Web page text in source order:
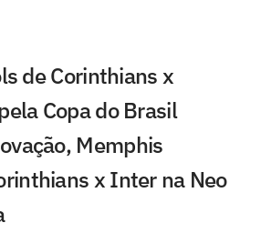
de Corinthians x
Copa do Brasil
Memphis
x Inter na Neo